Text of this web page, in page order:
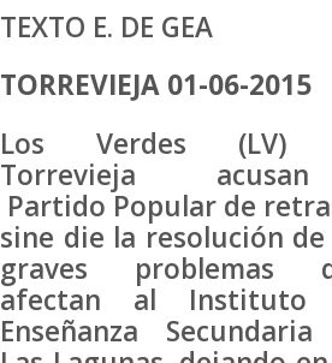
TEXTO E. DE GEA
TORREVIEJA 01-06-2015
Los Verdes (LV)
Torrevieja
Partido Popular de
sine die la resolución de
graves problemas
afectan al Instituto
Enseñanza